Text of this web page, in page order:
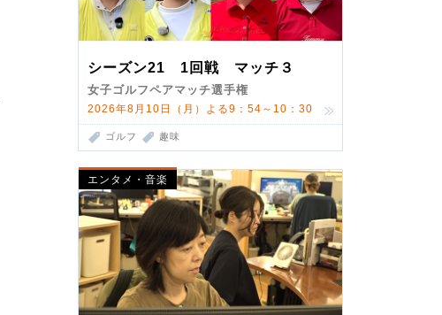
シーズン21 1回戦 マッチ３
女子ゴルフペアマッチ選手権
2026年8月10日（月）よる9：54～10：30
ゴルフ 趣味
エンタメ・音楽